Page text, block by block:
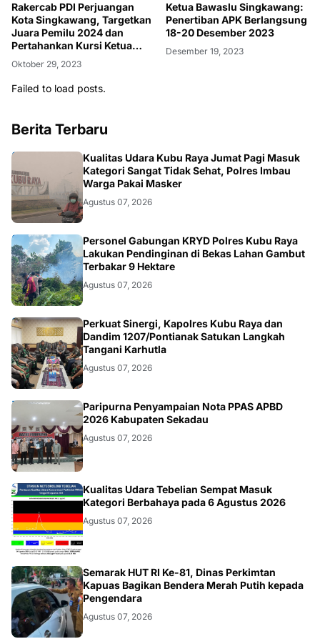
Rakercab PDI Perjuangan
Kota Singkawang, Targetkan
Juara Pemilu 2024 dan
Pertahankan Kursi Ketua
DPRD
Oktober 29, 2023
Ketua Bawaslu Singkawang:
Penertiban APK Berlangsung
18-20 Desember 2023
Desember 19, 2023
Failed to load posts.
Berita Terbaru
KALBAR
Kualitas Udara Kubu Raya Jumat Pagi Masuk
Kategori Sangat Tidak Sehat, Polres Imbau
Warga Pakai Masker
Agustus 07, 2026
KALBAR
Personel Gabungan KRYD Polres Kubu Raya
Lakukan Pendinginan di Bekas Lahan Gambut
Terbakar 9 Hektare
Agustus 07, 2026
KALBAR
Perkuat Sinergi, Kapolres Kubu Raya dan
Dandim 1207/Pontianak Satukan Langkah
Tangani Karhutla
Agustus 07, 2026
DAERAH
Paripurna Penyampaian Nota PPAS APBD
2026 Kabupaten Sekadau
Agustus 07, 2026
KALBAR
Kualitas Udara Tebelian Sempat Masuk
Kategori Berbahaya pada 6 Agustus 2026
Agustus 07, 2026
DAERAH
Semarak HUT RI Ke-81, Dinas Perkimtan
Kapuas Bagikan Bendera Merah Putih kepada
Pengendara
Agustus 07, 2026